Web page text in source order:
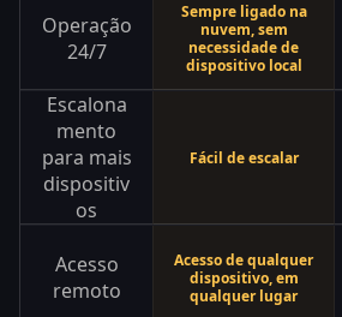
Operação
24/7
Sempre ligado na
nuvem, sem
necessidade de
dispositivo local
Escalona
mento
para mais
dispositiv
os
Fácil de escalar
Acesso
remoto
Acesso de qualquer
dispositivo, em
qualquer lugar